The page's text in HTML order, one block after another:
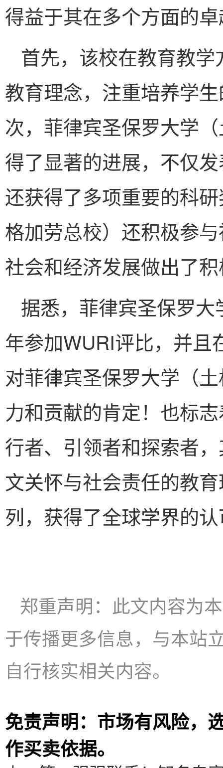
得益于其在多个方面的
首先，该校在教育教
教育理念，注重培养学
次，菲律宾圣保罗大学
得了显著的进展，不仅
还获得了多项重要的科
格加劳总校）还积极参
社会和经济发展做出了
据悉，菲律宾圣保罗
年参加WURI评比，并且
对菲律宾圣保罗大学（
力和贡献的肯定！也标
行者、引领者和探索者
文关怀与社会责任的教
列，获得了全球学界的
郑重声明：此文内容为
于传播更多信息，与本站
自行核实相关内容。
免责声明：市场有风险，
作买卖依据。